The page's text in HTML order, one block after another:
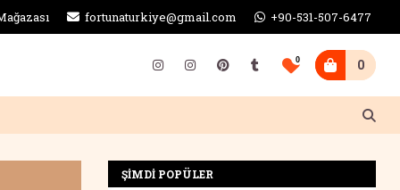
fortunaturkiye@gmail.com +90-531-507-6477
0 0
ŞİMDİ POPÜLER